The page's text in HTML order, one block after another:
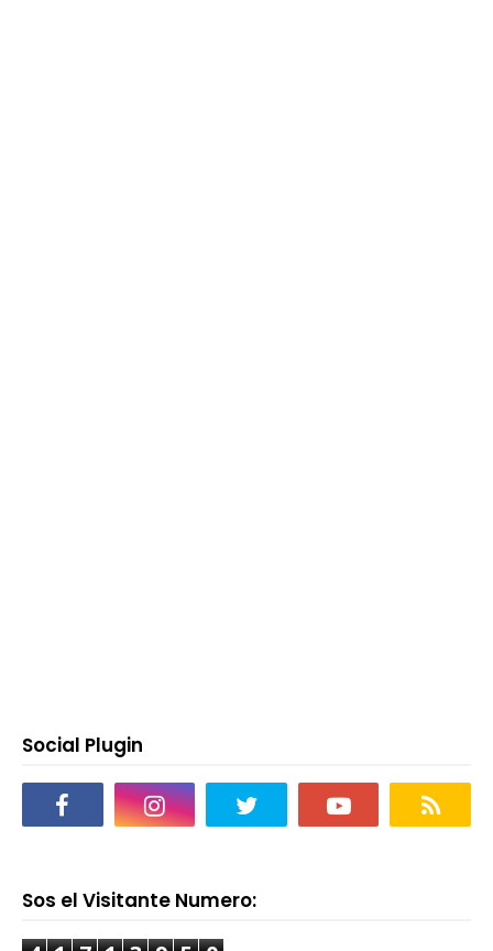
Social Plugin
Sos el Visitante Numero: